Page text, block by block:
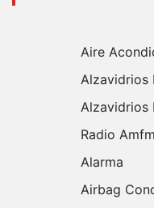
Aire
Alzavidrios
Alzavidrios
Radio Amfm
Alarma
Airbag